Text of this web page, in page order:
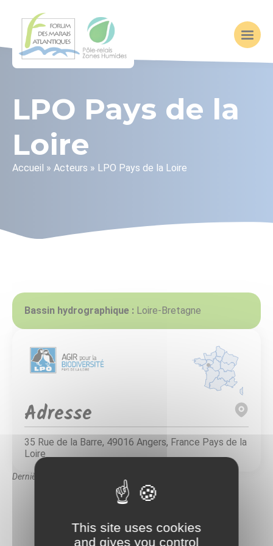
LPO Pays de la
Loire
Accueil » Acteurs » LPO Pays de la Loire
Bassin hydrographique : Loire-Bretagne
Adresse
35 Rue de la Barre, 49016 Angers, France Pays de la
Loire
Dernière mise à jour : 13/06/2024
This site uses cookies
and gives you control